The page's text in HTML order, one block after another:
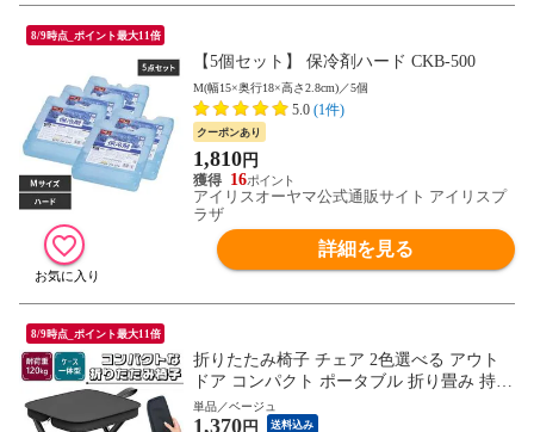
8/9時点_ポイント最大11倍
【5個セット】 保冷剤ハード CKB-500
M(幅15×奥行18×高さ2.8cm)／5個
5.0 (1件)
クーポンあり
1,810円
16
アイリスオーヤマ公式通販サイト アイリスプ
ラザ
詳細を見る
8/9時点_ポイント最大11倍
折りたたみ椅子 チェア 2色選べる アウト
ドア コンパクト ポータブル 折り畳み 持ち
運び いす スツール イベント ライブ 軽量
イス 折りたたみいす 折りたたみイス 黒 ブ
単品／ベージュ
1,370円 送料込み